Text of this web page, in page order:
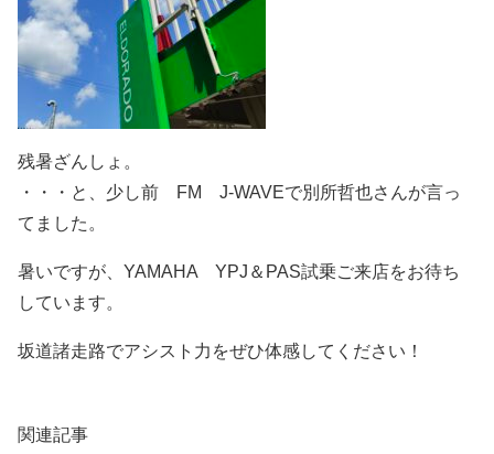
残暑ざんしょ。
・・・と、少し前 FM J-WAVEで別所哲也さんが言っ
てました。
暑いですが、YAMAHA YPJ＆PAS試乗ご来店をお待ち
しています。
坂道諸走路でアシスト力をぜひ体感してください！
関連記事